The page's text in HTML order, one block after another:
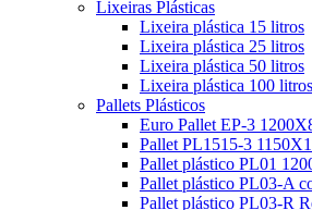
Lixeiras Plásticas
Lixeira plástica 15 litros
Lixeira plástica 25 litros
Lixeira plástica 50 litros
Lixeira plástica 100 litros
Pallets Plásticos
Euro Pallet EP-3
Pallet PL1515-3
Pallet plástico PL01
Pallet plástico PL03-A
Pallet plástico PL03-R